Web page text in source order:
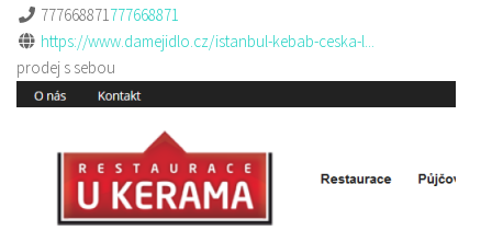
777668871777668871
https://www.damejidlo.cz/istanbul-kebab-ceska-l...
prodej s sebou